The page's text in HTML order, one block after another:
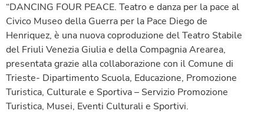
“DANCING FOUR PEACE. Teatro e danza per la pace al
Civico Museo della Guerra per la Pace Diego de
Henriquez, è una nuova coproduzione del Teatro Stabile
del Friuli Venezia Giulia e della Compagnia Arearea,
presentata grazie alla collaborazione con il Comune di
Trieste- Dipartimento Scuola, Educazione, Promozione
Turistica, Culturale e Sportiva – Servizio Promozione
Turistica, Musei, Eventi Culturali e Sportivi.